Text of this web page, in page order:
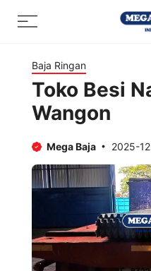
Menu
Baja Ringan
Toko Besi
Wangon
Mega Baja 2025-